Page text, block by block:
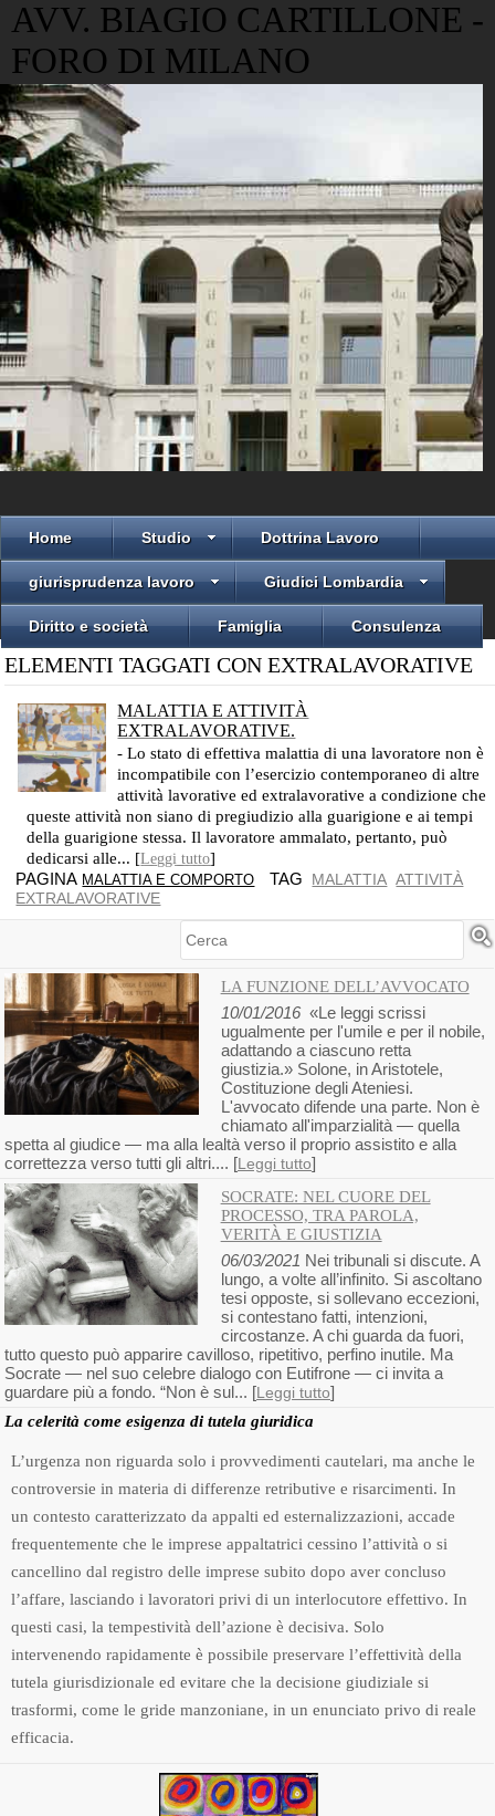
AVV. BIAGIO CARTILLONE -
FORO DI MILANO
Home Studio Dottrina Lavoro
giurisprudenza lavoro Giudici Lombardia
Diritto e società Famiglia Consulenza
ELEMENTI TAGGATI CON EXTRALAVORATIVE
MALATTIA E ATTIVITÀ
EXTRALAVORATIVE.
- Lo stato di effettiva malattia di una lavoratore non è
incompatibile con l’esercizio contemporaneo di altre
attività lavorative ed extralavorative a condizione che
queste attività non siano di pregiudizio alla guarigione e ai tempi
della guarigione stessa. Il lavoratore ammalato, pertanto, può
dedicarsi alle... [Leggi tutto]
PAGINA MALATTIA E COMPORTO TAG MALATTIA ATTIVITÀ
EXTRALAVORATIVE
Cerca
LA FUNZIONE DELL’AVVOCATO
10/01/2016«Le leggi scrissi
ugualmente per l'umile e per il nobile,
adattando a ciascuno retta
giustizia.» Solone, in Aristotele,
Costituzione degli Ateniesi.
L'avvocato difende una parte. Non è
chiamato all'imparzialità — quella
spetta al giudice — ma alla lealtà verso il proprio assistito e alla
correttezza verso tutti gli altri.... [Leggi tutto]
SOCRATE: NEL CUORE DEL
PROCESSO, TRA PAROLA,
VERITÀ E GIUSTIZIA
06/03/2021 Nei tribunali si discute. A
lungo, a volte all’infinito. Si ascoltano
tesi opposte, si sollevano eccezioni,
si contestano fatti, intenzioni,
circostanze. A chi guarda da fuori,
tutto questo può apparire cavilloso, ripetitivo, perfino inutile. Ma
Socrate — nel suo celebre dialogo con Eutifrone — ci invita a
guardare più a fondo. “Non è sul... [Leggi tutto]
La celerità come esigenza di tutela giuridica
L’urgenza non riguarda solo i provvedimenti cautelari, ma anche le
controversie in materia di differenze retributive e risarcimenti. In
un contesto caratterizzato da appalti ed esternalizzazioni, accade
frequentemente che le imprese appaltatrici cessino l’attività o si
cancellino dal registro delle imprese subito dopo aver concluso
l’affare, lasciando i lavoratori privi di un interlocutore effettivo. In
questi casi, la tempestività dell’azione è decisiva. Solo
intervenendo rapidamente è possibile preservare l’effettività della
tutela giurisdizionale ed evitare che la decisione giudiziale si
trasformi, come le gride manzoniane, in un enunciato privo di reale
efficacia.